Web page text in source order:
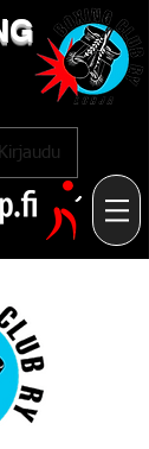
Kirjaudu